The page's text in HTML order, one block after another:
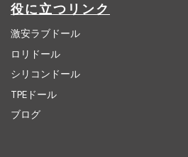
役に立つリンク
激安ラブドール
ロリドール
シリコンドール
TPEドール
ブログ